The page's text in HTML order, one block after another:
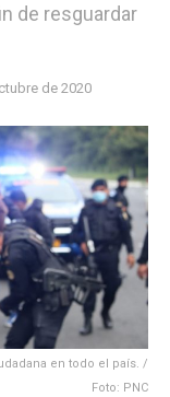
de resguardar
de 2020
en todo el país. /
Foto: PNC